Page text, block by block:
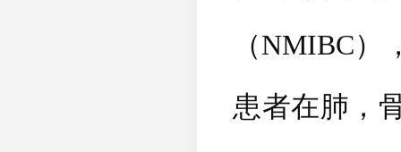
（NMIBC）
患者在肺，